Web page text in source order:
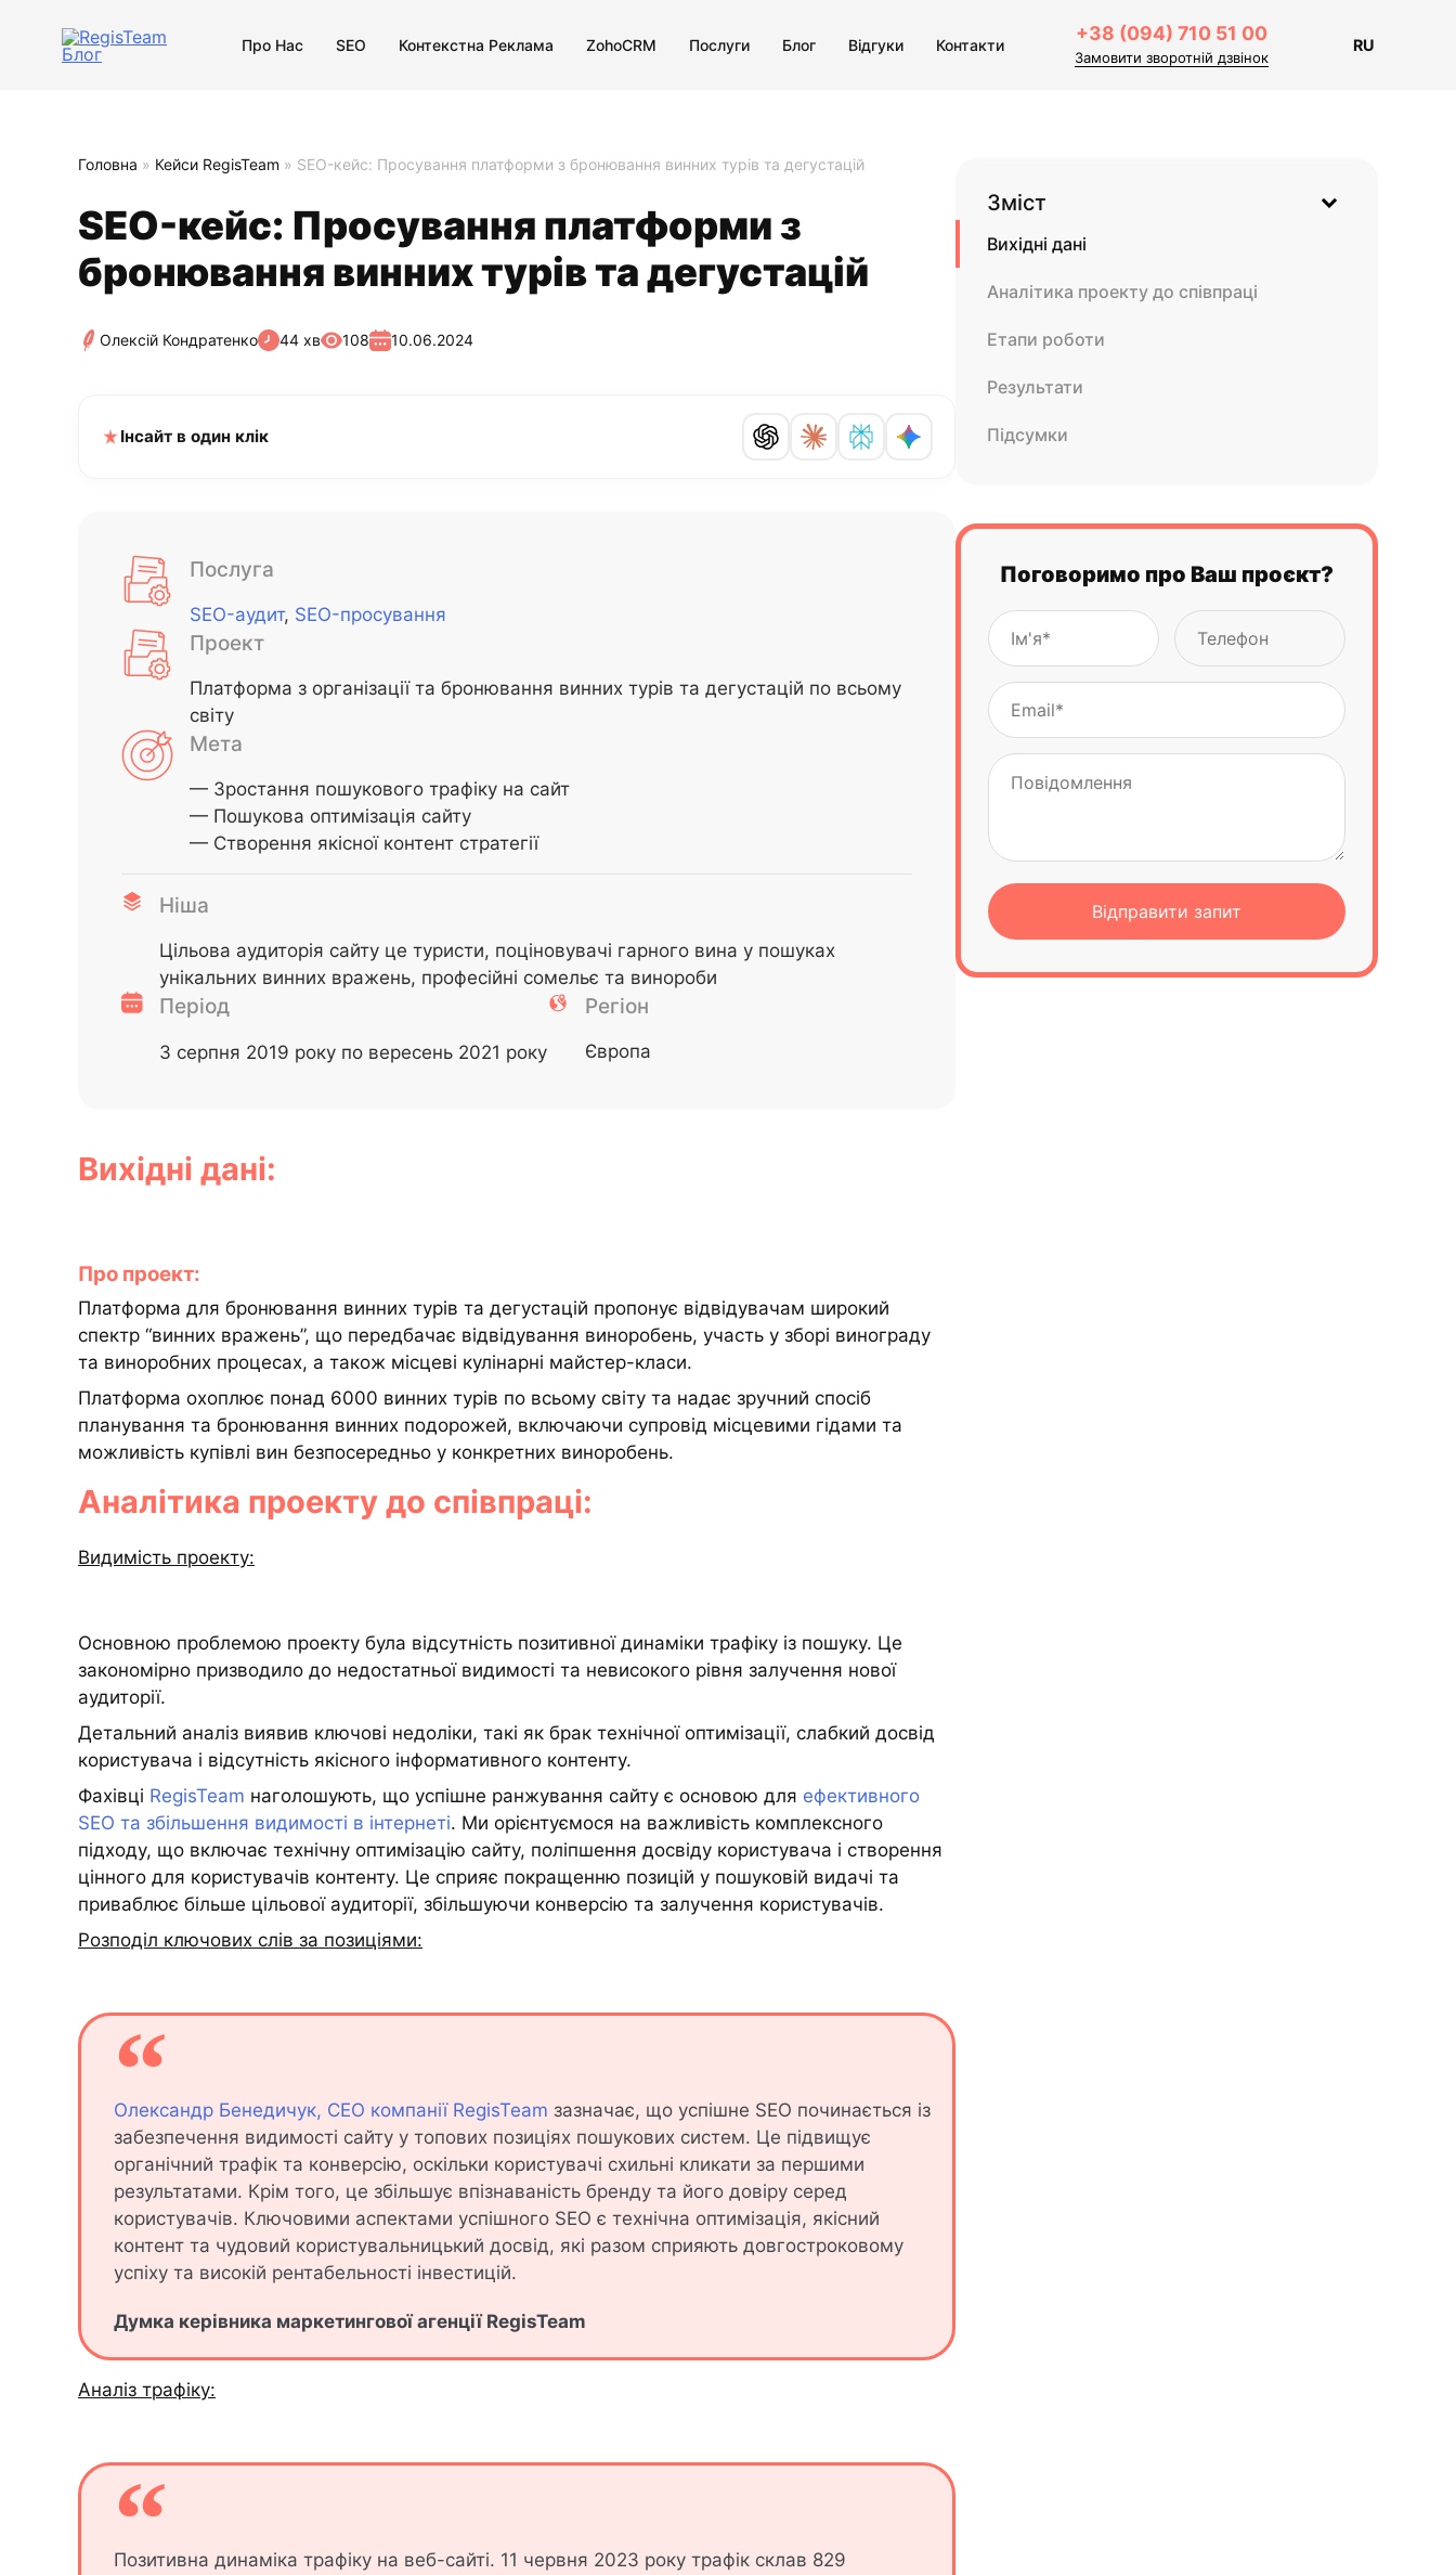
Про Нас SEO Контекстна Реклама ZohoCRM Послуги Блог Відгуки Контакти
+38 (094) 710 51 00
Замовити зворотній дзвінок
RU
Головна » Кейси RegisTeam » SEO-кейс: Просування платформи з бронювання винних турів та дегустацій
SEO-кейс: Просування платформи з
бронювання винних турів та дегустацій
Олексій Кондратенко 44 хв 108 10.06.2024
Інсайт в один клік
Послуга
SEO-аудит, SEO-просування
Проект
Платформа з організації та бронювання винних турів та дегустацій по всьому
світу
Мета
— Зростання пошукового трафіку на сайт
— Пошукова оптимізація сайту
— Створення якісної контент стратегії
Ніша
Цільова аудиторія сайту це туристи, поціновувачі гарного вина у пошуках
унікальних винних вражень, професійні сомельє та винороби
Період
З серпня 2019 року по вересень 2021 року
Регіон
Європа
Вихідні дані:
Про проект:
Платформа для бронювання винних турів та дегустацій пропонує відвідувачам широкий
спектр “винних вражень”, що передбачає відвідування виноробень, участь у зборі винограду
та виноробних процесах, а також місцеві кулінарні майстер-класи.
Платформа охоплює понад 6000 винних турів по всьому світу та надає зручний спосіб
планування та бронювання винних подорожей, включаючи супровід місцевими гідами та
можливість купівлі вин безпосередньо у конкретних виноробень.
Аналітика проекту до співпраці:
Видимість проекту:
Основною проблемою проекту була відсутність позитивної динаміки трафіку із пошуку. Це
закономірно призводило до недостатньої видимості та невисокого рівня залучення нової
аудиторії.
Детальний аналіз виявив ключові недоліки, такі як брак технічної оптимізації, слабкий досвід
користувача і відсутність якісного інформативного контенту.
Фахівці RegisTeam наголошують, що успішне ранжування сайту є основою для ефективного
SEO та збільшення видимості в інтернеті. Ми орієнтуємося на важливість комплексного
підходу, що включає технічну оптимізацію сайту, поліпшення досвіду користувача і створення
цінного для користувачів контенту. Це сприяє покращенню позицій у пошуковій видачі та
приваблює більше цільової аудиторії, збільшуючи конверсію та залучення користувачів.
Розподіл ключових слів за позиціями:
Олександр Бенедичук, CEO компанії RegisTeam зазначає, що успішне SEO починається із
забезпечення видимості сайту у топових позиціях пошукових систем. Це підвищує
органічний трафік та конверсію, оскільки користувачі схильні кликати за першими
результатами. Крім того, це збільшує впізнаваність бренду та його довіру серед
користувачів. Ключовими аспектами успішного SEO є технічна оптимізація, якісний
контент та чудовий користувальницький досвід, які разом сприяють довгостроковому
успіху та високій рентабельності інвестицій.
Думка керівника маркетингової агенції RegisTeam
Аналіз трафіку:
Позитивна динаміка трафіку на веб-сайті. 11 червня 2023 року трафік склав 829
Зміст
Вихідні дані
Аналітика проекту до співпраці
Етапи роботи
Результати
Підсумки
Поговоримо про Ваш проєкт?